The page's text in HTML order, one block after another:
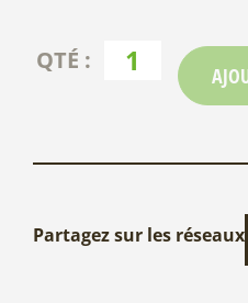
Partagez sur les réseaux